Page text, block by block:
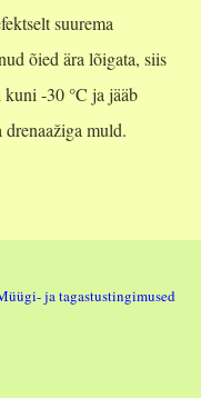
suurema
õied ära lõigata, siis
-30 °C ja jääb
muld.
ja tagastustingimused